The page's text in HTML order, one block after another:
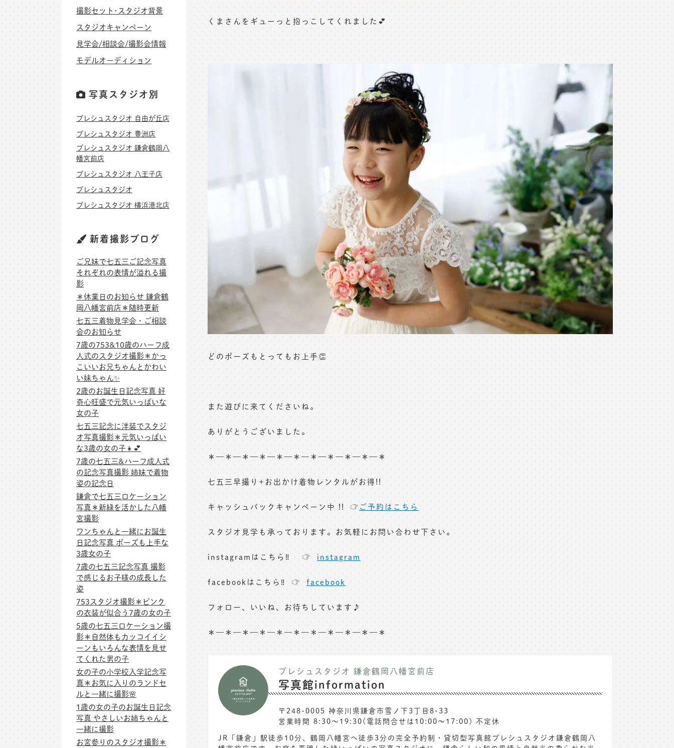
くまさんをギューっと抱っこしてくれました💕
どのポーズもとってもお上手👏
また遊びに来てくださいね。
ありがとうございました。
＊—＊—＊—＊—＊—＊—＊—＊—＊—＊—＊
七五三早撮り+お出かけ着物レンタルがお得!!
キャッシュバックキャンペーン中 !! ☞ご予約はこちら
スタジオ見学も承っております。お気軽にお問い合わせ下さい。
instagramはこちら‼︎ ☞ instagram
facebookはこちら‼︎ ☞ facebook
フォロー、いいね、お待ちしています♪
＊—＊—＊—＊—＊—＊—＊—＊—＊—＊—＊
プレシュスタジオ 鎌倉鶴岡八幡宮前店
写真館information
〒248-0005 神奈川県鎌倉市雪ノ下3丁目8-33
営業時間 8:30〜19:30(電話問合せは10:00～17:00) 不定休
JR「鎌倉」駅徒歩10分、鶴岡八幡宮へ徒歩3分の完全予約制・貸切型写真館プレシュスタジオ鎌倉鶴岡八
撮影セット･スタジオ背景
スタジオキャンペーン
見学会/相談会/撮影会情報
モデルオーディション
写真スタジオ別
プレシュスタジオ 自由が丘店
プレシュスタジオ 豊洲店
プレシュスタジオ 鎌倉鶴岡八
幡宮前店
プレシュスタジオ 八王子店
プレシュスタジオ
プレシュスタジオ 横浜港北店
新着撮影ブログ
ご兄妹で七五三ご記念写真
それぞれの表情が溢れる撮
影
＊休業日のお知らせ 鎌倉鶴
岡八幡宮前店＊随時更新
七五三着物見学会・ご相談
会のお知らせ
7歳の753&10歳のハーフ成
人式のスタジオ撮影＊かっ
こいいお兄ちゃんとかわい
い妹ちゃん✨
2歳のお誕生日記念写真 好
奇心旺盛で元気いっぱいな
女の子
七五三記念に洋装でスタジ
オ写真撮影＊元気いっぱい
な3歳の女の子👧💕
7歳の七五三&ハーフ成人式
の記念写真撮影 姉妹で着物
姿の記念日
鎌倉で七五三ロケーション
写真＊新緑を活かした八幡
宮撮影
ワンちゃんと一緒にお誕生
日記念写真 ポーズも上手な
3歳女の子
7歳の七五三記念写真 撮影
で感じるお子様の成長した
姿
753スタジオ撮影＊ピンク
の衣装が似合う7歳の女の子
5歳の七五三ロケーション撮
影＊自然体もカッコイイシ
ーンもいろんな表情を見せ
てくれた男の子
女の子の小学校入学記念写
真＊お気に入りのランドセ
ルと一緒に撮影🌸
1歳の女の子のお誕生日記念
写真 やさしいお姉ちゃんと
一緒に撮影
お宮参りのスタジオ撮影＊